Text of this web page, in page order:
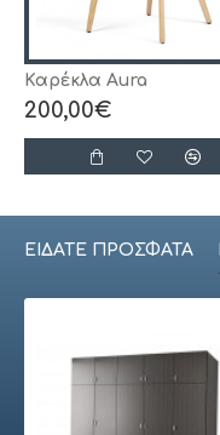
Καρέκλα Aura
200,00€
ΕΊΔΑΤΕ ΠΡΌΣΦΑΤΑ